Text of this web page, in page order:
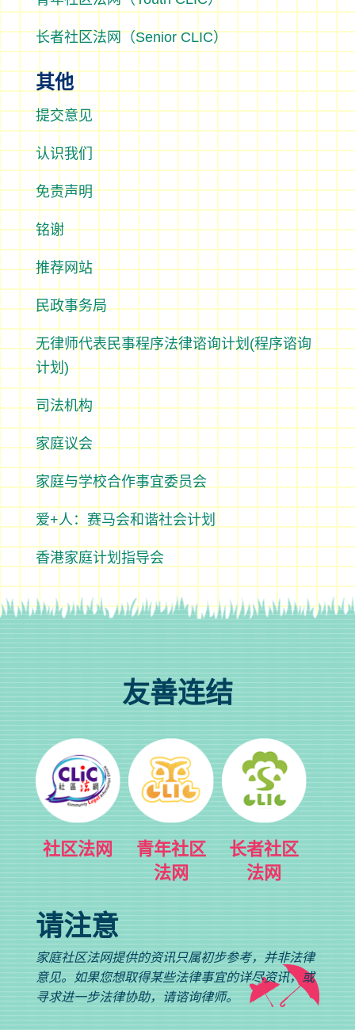
长者社区法网（Senior CLIC）
其他
提交意见
认识我们
免责声明
铭谢
推荐网站
民政事务局
无律师代表民事程序法律谘询计划(程序谘询
计划)
司法机构
家庭议会
家庭与学校合作事宜委员会
爱+人：赛马会和谐社会计划
香港家庭计划指导会
友善连结
社区法网
青年社区
法网
长者社区
法网
请注意
家庭社区法网提供的资讯只属初步参考，并非法律
意见。如果您想取得某些法律事宜的详尽资讯，或
寻求进一步法律协助，请谘询律师。